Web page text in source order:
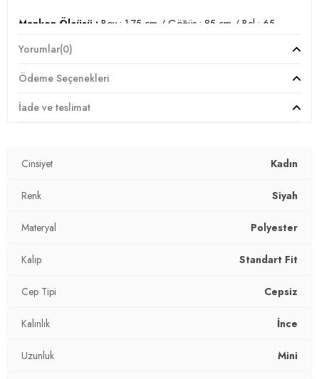
Manken Ölçüsü : Boy : 1.75 cm / Göğüs : 85 cm / Bel : 65
YERLİ ÜRETİM
2DY5864024.112
Yorumlar(0)
Ödeme Seçenekleri
İade ve teslimat
Cinsiyet Kadın
Renk Siyah
Materyal Polyester
Kalıp Standart Fit
Cep Tipi Cepsiz
Kalınlık İnce
Uzunluk Mini